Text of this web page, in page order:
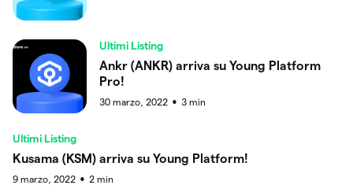
Ultimi Listing
Ankr (ANKR) arriva su Young Platform
Pro!
30 marzo, 2022 ● 3 min
Ultimi Listing
Kusama (KSM) arriva su Young Platform!
9 marzo, 2022 ● 2 min